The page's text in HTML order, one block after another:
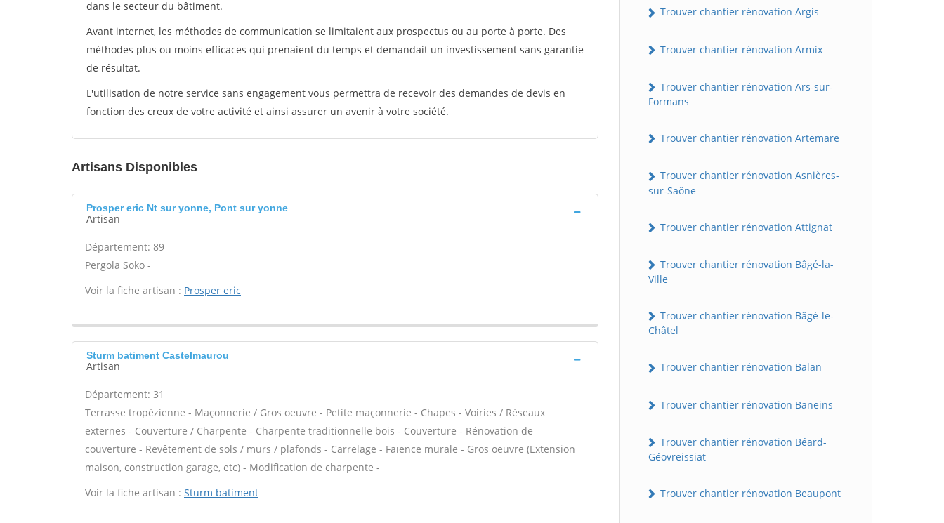
dans le secteur du bâtiment.
Avant internet, les méthodes de communication se limitaient aux prospectus ou au porte à porte. Des
méthodes plus ou moins efficaces qui prenaient du temps et demandait un investissement sans garantie
de résultat.
L'utilisation de notre service sans engagement vous permettra de recevoir des demandes de devis en
fonction des creux de votre activité et ainsi assurer un avenir à votre société.
Artisans Disponibles
Prosper eric Nt sur yonne, Pont sur yonne
Artisan
Département: 89
Pergola Soko -
Voir la fiche artisan : Prosper eric
Sturm batiment Castelmaurou
Artisan
Département: 31
Terrasse tropézienne - Maçonnerie / Gros oeuvre - Petite maçonnerie - Chapes - Voiries / Réseaux
externes - Couverture / Charpente - Charpente traditionnelle bois - Couverture - Rénovation de
couverture - Revêtement de sols / murs / plafonds - Carrelage - Faïence murale - Gros oeuvre (Extension
maison, construction garage, etc) - Modification de charpente -
Voir la fiche artisan : Sturm batiment
Trouver chantier rénovation Argis
Trouver chantier rénovation Armix
Trouver chantier rénovation Ars-sur-
Formans
Trouver chantier rénovation Artemare
Trouver chantier rénovation Asnières-
sur-Saône
Trouver chantier rénovation Attignat
Trouver chantier rénovation Bâgé-la-
Ville
Trouver chantier rénovation Bâgé-le-
Châtel
Trouver chantier rénovation Balan
Trouver chantier rénovation Baneins
Trouver chantier rénovation Béard-
Géovreissiat
Trouver chantier rénovation Beaupont